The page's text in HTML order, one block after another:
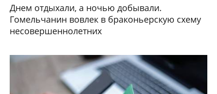
Днем отдыхали, а ночью добывали.
Гомельчанин вовлек в браконьерскую схему
несовершеннолетних